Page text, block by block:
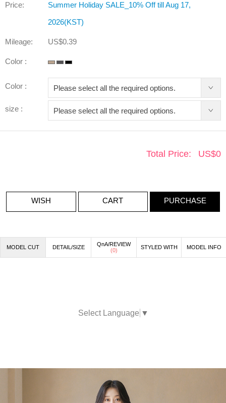
Price:
Summer Holiday SALE_10% Off till Aug 17,
2026(KST)
Mileage: US$0.39
Color :
Color :
size :
Total Price: US$0
WISH CART PURCHASE
MODEL CUT DETAIL/SIZE
QnA/REVIEW
(0) STYLED WITH MODEL INFO
Select Language ▼